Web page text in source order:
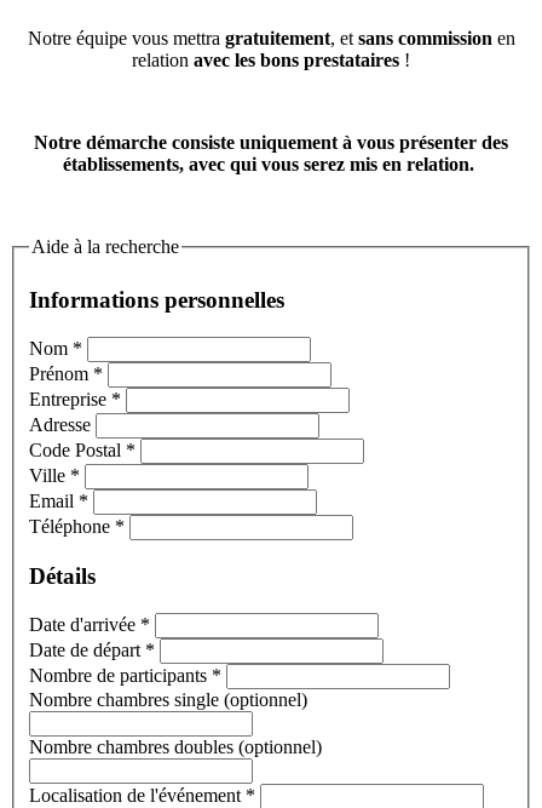
Notre équipe vous mettra gratuitement, et sans commission en
relation avec les bons prestataires !
Notre démarche consiste uniquement à vous présenter des
établissements, avec qui vous serez mis en relation.
Aide à la recherche
Informations personnelles
Nom *
Prénom *
Entreprise *
Adresse
Code Postal *
Ville *
Email *
Téléphone *
Détails
Date d'arrivée *
Date de départ *
Nombre de participants *
Nombre chambres single (optionnel)
Nombre chambres doubles (optionnel)
Localisation de l'événement *